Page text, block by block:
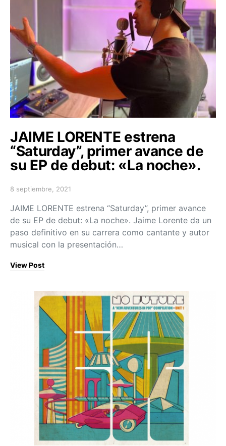
JAIME LORENTE estrena
“Saturday”, primer avance de
su EP de debut: «La noche».
Posted on
8 septiembre, 2021
JAIME LORENTE estrena “Saturday”, primer avance
de su EP de debut: «La noche». Jaime Lorente da un
paso definitivo en su carrera como cantante y autor
musical con la presentación…
View Post